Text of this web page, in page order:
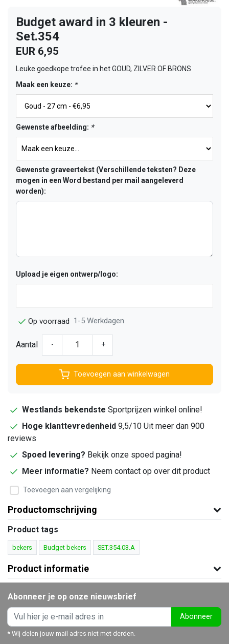
Budget award in 3 kleuren -
Set.354
EUR 6,95
Leuke goedkope trofee in het GOUD, ZILVER OF BRONS
Maak een keuze: *
Gewenste afbeelding: *
Gewenste graveertekst (Verschillende teksten? Deze
mogen in een Word bestand per mail aangeleverd
worden):
Upload je eigen ontwerp/logo:
Op voorraad 1-5 Werkdagen
Aantal - +
Toevoegen aan winkelwagen
Westlands bekendste Sportprijzen winkel online!
Hoge klanttevredenheid 9,5/10 Uit meer dan 900
reviews
Spoed levering? Bekijk onze spoed pagina!
Meer informatie? Neem contact op over dit product
Toevoegen aan vergelijking
Productomschrijving
Product tags
bekers Budget bekers SET.354.03.A
Product informatie
Abonneer je op onze nieuwsbrief
Abonneer
* Wij delen jouw mail adres niet met derden.